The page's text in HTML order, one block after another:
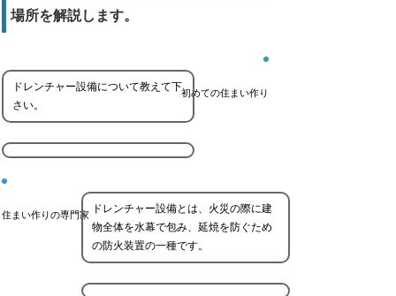
場所を解説します。
初めての住まい作り
ドレンチャー設備について教えて下
さい。
住まい作りの専門家
ドレンチャー設備とは、火災の際に建
物全体を水幕で包み、延焼を防ぐため
の防火装置の一種です。